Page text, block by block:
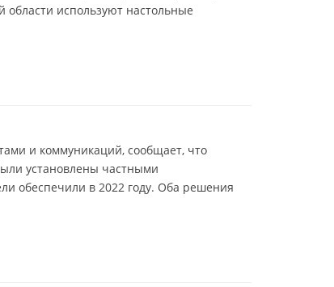
используют настольные
и коммуникаций, сообщает, что
установлены частными
обеспечили в 2022 году. Оба решения